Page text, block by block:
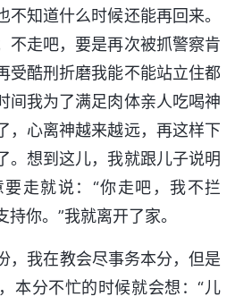
不知道什么时候还能再回来。
不走吧，要是再次被抓警察肯
受酷刑折磨我能不能站立住都
间我为了满足肉体亲人吃喝神
，心离神越来越远，再这样下
。想到这儿，我就跟儿子说明
走就说：“你走吧，我不拦
你。”我就离开了家。
，我在教会尽事务本分，但是
本分不忙的时候就会想：“儿